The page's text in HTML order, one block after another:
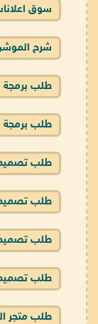
سوق
شرح
طلب برمجة
طلب برمجة
طلب تصميم
طلب تصميم
طلب
طلب
طلب متجر